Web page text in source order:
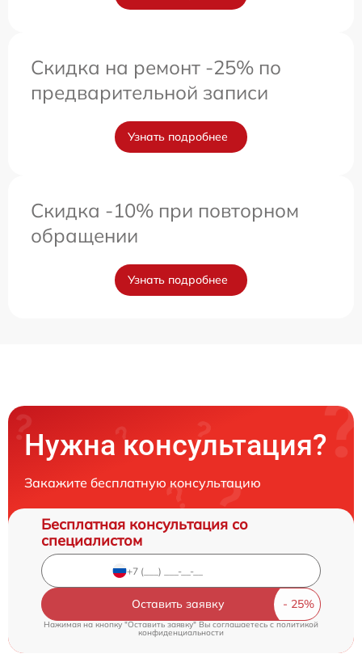
Скидка на ремонт -25% по
предварительной записи
Узнать подробнее
Скидка -10% при повторном
обращении
Узнать подробнее
Нужна консультация?
Закажите бесплатную консультацию
Бесплатная консультация со
специалистом
Оставить заявку
Нажимая на кнопку "Оставить заявку" Вы соглашаетесь c политикой
конфиденциальности